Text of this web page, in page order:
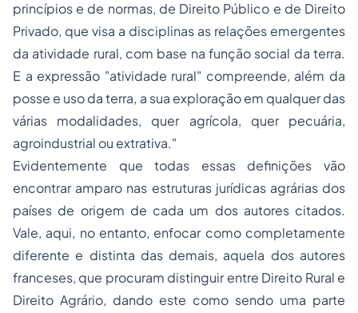
princípios e de normas, de Direito Público e de Direito
Privado, que visa a disciplinas as relações emergentes
da atividade rural, com base na função social da terra.
E a expressão "atividade rural" compreende, além da
posse e uso da terra, a sua exploração em qualquer das
várias modalidades, quer agrícola, quer pecuária,
agroindustrial ou extrativa."
Evidentemente que todas essas definições vão
encontrar amparo nas estruturas jurídicas agrárias dos
países de origem de cada um dos autores citados.
Vale, aqui, no entanto, enfocar como completamente
diferente e distinta das demais, aquela dos autores
franceses, que procuram distinguir entre Direito Rural e
Direito Agrário, dando este como sendo uma parte